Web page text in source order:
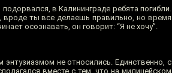
в Калининграде ребята погибли.
вроде ты все делаешь правильно, но время
осознавать, он говорит: “Я не хочу”.
не относились. Единственно, с
вместе с тем, что на милицейском